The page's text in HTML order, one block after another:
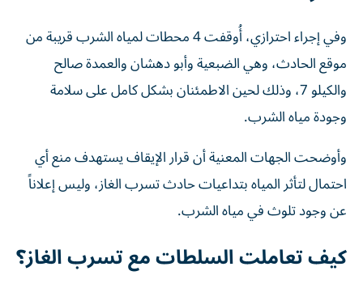
وفي إجراء احترازي، أُوقفت 4 محطات لمياه الشرب قريبة من
موقع الحادث، وهي الضبعية وأبو دهشان والعمدة صالح
والكيلو 7، وذلك لحين الاطمئنان بشكل كامل على سلامة
وجودة مياه الشرب.
وأوضحت الجهات المعنية أن قرار الإيقاف يستهدف منع أي
احتمال لتأثر المياه بتداعيات حادث تسرب الغاز، وليس إعلاناً
عن وجود تلوث في مياه الشرب.
كيف تعاملت السلطات مع تسرب الغاز؟